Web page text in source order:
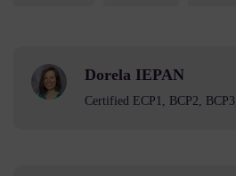
Dorela IEPAN
Certified ECP1, BCP2,